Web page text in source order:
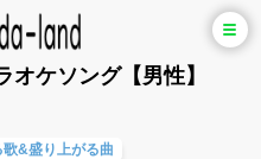
ケソング【男性】
&盛り上がる曲